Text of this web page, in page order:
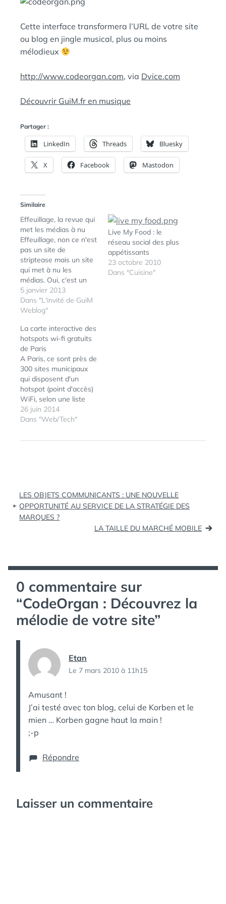
Cette interface transformera l’URL de votre site
ou blog en jingle musical, plus ou moins
mélodieux
http://www.codeorgan.com, via Dvice.com
Découvrir GuiM.fr en musique
Partager :
LinkedIn Threads Bluesky
X Facebook Mastodon
Similaire
Effeuillage, la revue qui
met les médias à nu
Effeuillage, non ce n'est
pas un site de
striptease mais un site
qui met à nu les
médias. Oui, c'est un
peu prétentieux comme
ambition, mais pourquoi
ne pas l'être quand on
bande d'étudiants du
CELSA avec une
certaine pertinence
(mais en manquant un
peu de l'esprit…
5 janvier 2013
Dans "L'invité de GuiM
Weblog"
Live My Food : le
réseau social des plus
appétissants
23 octobre 2010
Dans "Cuisine"
La carte interactive des
hotspots wi-fi gratuits
de Paris
A Paris, ce sont près de
300 sites municipaux
qui disposent d'un
hotspot (point d'accès)
WiFi, selon une liste
tout juste mise à jour
par site Open Data de
comprend que les lieux
26 juin 2014
Dans "Web/Tech"
Navigation
de
l’article
LES OBJETS COMMUNICANTS : UNE NOUVELLE
OPPORTUNITÉ AU SERVICE DE LA STRATÉGIE DES
MARQUES ?
LA TAILLE DU MARCHÉ MOBILE
0 commentaire sur
“CodeOrgan : Découvrez la
mélodie de votre site”
Etan
Le 7 mars 2010 à 11h15
Amusant !
J’ai testé avec ton blog, celui de Korben et le
mien … Korben gagne haut la main !
;-p
Répondre
Laisser un commentaire